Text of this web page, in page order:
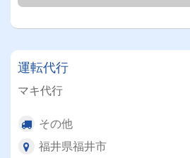
運転代行
マキ代行
その他
福井県福井市